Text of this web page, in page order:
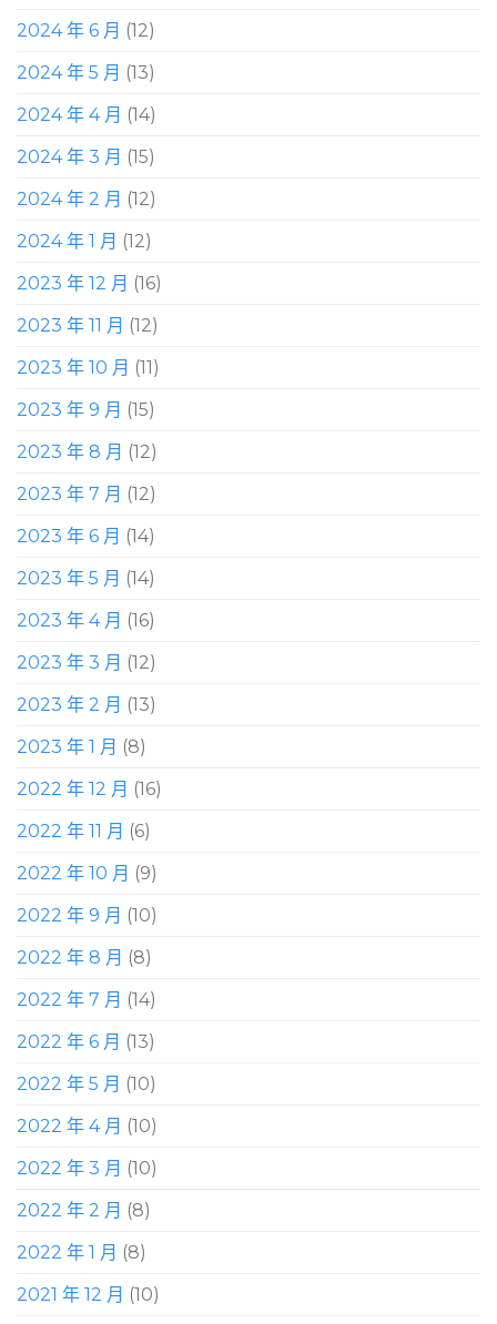
2024 年 6 月 (12)
2024 年 5 月 (13)
2024 年 4 月 (14)
2024 年 3 月 (15)
2024 年 2 月 (12)
2024 年 1 月 (12)
2023 年 12 月 (16)
2023 年 11 月 (12)
2023 年 10 月 (11)
2023 年 9 月 (15)
2023 年 8 月 (12)
2023 年 7 月 (12)
2023 年 6 月 (14)
2023 年 5 月 (14)
2023 年 4 月 (16)
2023 年 3 月 (12)
2023 年 2 月 (13)
2023 年 1 月 (8)
2022 年 12 月 (16)
2022 年 11 月 (6)
2022 年 10 月 (9)
2022 年 9 月 (10)
2022 年 8 月 (8)
2022 年 7 月 (14)
2022 年 6 月 (13)
2022 年 5 月 (10)
2022 年 4 月 (10)
2022 年 3 月 (10)
2022 年 2 月 (8)
2022 年 1 月 (8)
2021 年 12 月 (10)